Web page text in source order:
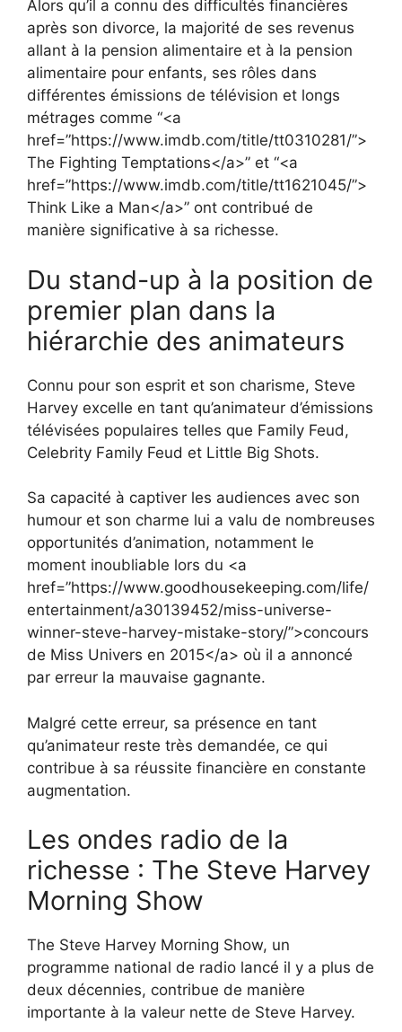
Alors qu’il a connu des difficultés financières
après son divorce, la majorité de ses revenus
allant à la pension alimentaire et à la pension
alimentaire pour enfants, ses rôles dans
différentes émissions de télévision et longs
métrages comme “<a
href=”https://www.imdb.com/title/tt0310281/”>
The Fighting Temptations</a>” et “<a
href=”https://www.imdb.com/title/tt1621045/”>
Think Like a Man</a>” ont contribué de
manière significative à sa richesse.
Du stand-up à la position de
premier plan dans la
hiérarchie des animateurs
Connu pour son esprit et son charisme, Steve
Harvey excelle en tant qu’animateur d’émissions
télévisées populaires telles que Family Feud,
Celebrity Family Feud et Little Big Shots.
Sa capacité à captiver les audiences avec son
humour et son charme lui a valu de nombreuses
opportunités d’animation, notamment le
moment inoubliable lors du <a
href=”https://www.goodhousekeeping.com/life/
entertainment/a30139452/miss-universe-
winner-steve-harvey-mistake-story/”>concours
de Miss Univers en 2015</a> où il a annoncé
par erreur la mauvaise gagnante.
Malgré cette erreur, sa présence en tant
qu’animateur reste très demandée, ce qui
contribue à sa réussite financière en constante
augmentation.
Les ondes radio de la
richesse : The Steve Harvey
Morning Show
The Steve Harvey Morning Show, un
programme national de radio lancé il y a plus de
deux décennies, contribue de manière
importante à la valeur nette de Steve Harvey.